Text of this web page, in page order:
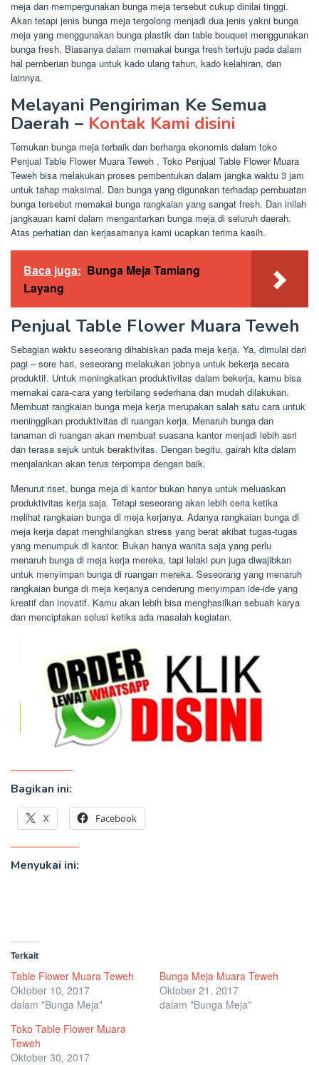
meja dan mempergunakan bunga meja tersebut cukup dinilai tinggi.
Akan tetapi jenis bunga meja tergolong menjadi dua jenis yakni bunga
meja yang menggunakan bunga plastik dan table bouquet menggunakan
bunga fresh. Biasanya dalam memakai bunga fresh tertuju pada dalam
hal pemberian bunga untuk kado ulang tahun, kado kelahiran, dan
lainnya.
Melayani Pengiriman Ke Semua
Daerah – Kontak Kami disini
Temukan bunga meja terbaik dan berharga ekonomis dalam toko
Penjual Table Flower Muara Teweh . Toko Penjual Table Flower Muara
Teweh bisa melakukan proses pembentukan dalam jangka waktu 3 jam
untuk tahap maksimal. Dan bunga yang digunakan terhadap pembuatan
bunga tersebut memakai bunga rangkaian yang sangat fresh. Dan inilah
jangkauan kami dalam mengantarkan bunga meja di seluruh daerah.
Atas perhatian dan kerjasamanya kami ucapkan terima kasih.
Baca juga: Bunga Meja Tamiang
Layang
Penjual Table Flower Muara Teweh
Sebagian waktu seseorang dihabiskan pada meja kerja. Ya, dimulai dari
pagi – sore hari, seseorang melakukan jobnya untuk bekerja secara
produktif. Untuk meningkatkan produktivitas dalam bekerja, kamu bisa
memakai cara-cara yang terbilang sederhana dan mudah dilakukan.
Membuat rangkaian bunga meja kerja merupakan salah satu cara untuk
meninggikan produktivitas di ruangan kerja. Menaruh bunga dan
tanaman di ruangan akan membuat suasana kantor menjadi lebih asri
dan terasa sejuk untuk beraktivitas. Dengan begitu, gairah kita dalam
menjalankan akan terus terpompa dengan baik.
Menurut riset, bunga meja di kantor bukan hanya untuk meluaskan
produktivitas kerja saja. Tetapi seseorang akan lebih ceria ketika
melihat rangkaian bunga di meja kerjanya. Adanya rangkaian bunga di
meja kerja dapat menghilangkan stress yang berat akibat tugas-tugas
yang menumpuk di kantor. Bukan hanya wanita saja yang perlu
menaruh bunga di meja kerja mereka, tapi lelaki pun juga diwajibkan
untuk menyimpan bunga di ruangan mereka. Seseorang yang menaruh
rangkaian bunga di meja kerjanya cenderung menyimpan ide-ide yang
kreatif dan inovatif. Kamu akan lebih bisa menghasilkan sebuah karya
dan menciptakan solusi ketika ada masalah kegiatan.
Bagikan ini:
X Facebook
Menyukai ini:
Terkait
Table Flower Muara Teweh
Oktober 10, 2017
dalam "Bunga Meja"
Bunga Meja Muara Teweh
Oktober 21, 2017
dalam "Bunga Meja"
Toko Table Flower Muara
Teweh
Oktober 30, 2017